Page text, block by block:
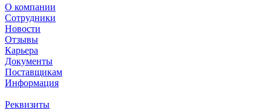
О компании
Сотрудники
Новости
Отзывы
Карьера
Документы
Поставщикам
Информация
Реквизиты